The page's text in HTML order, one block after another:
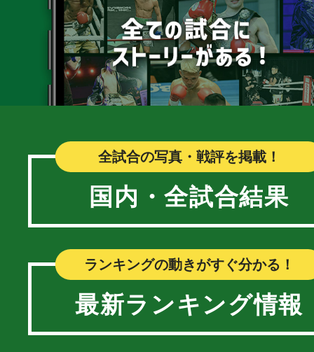
全試合の写真・戦評を掲載！
国内・全試合結果
ランキングの動きがすぐ分かる！
最新ランキング情報